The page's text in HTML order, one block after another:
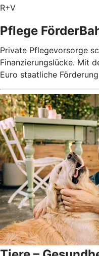
R+V
Pflege
Private Pflegevorsorge
Finanzierungslücke. Mit
Euro staatliche